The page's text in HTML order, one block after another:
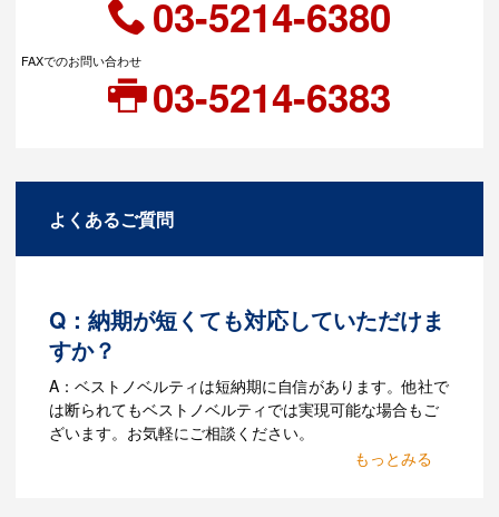
03-5214-6380
FAXでのお問い合わせ
03-5214-6383
よくあるご質問
Q：納期が短くても対応していただけま
すか？
A：ベストノベルティは短納期に自信があります。他社で
は断られてもベストノベルティでは実現可能な場合もご
ざいます。お気軽にご相談ください。